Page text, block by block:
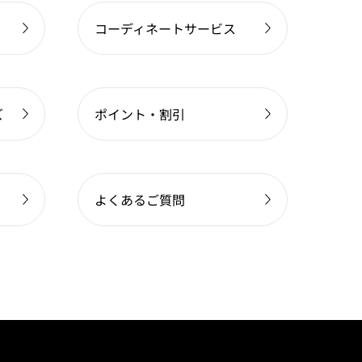
コーディネートサービス
ポイント・割引
よくあるご質問